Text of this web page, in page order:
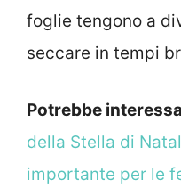
foglie tengono a
seccare in tempi
Potrebbe
della Stella di
importante per le